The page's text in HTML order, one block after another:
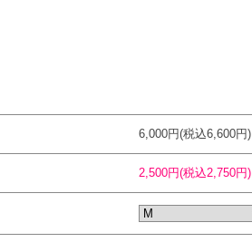
6,000円(税込6,600円)
2,500円(税込2,750円)